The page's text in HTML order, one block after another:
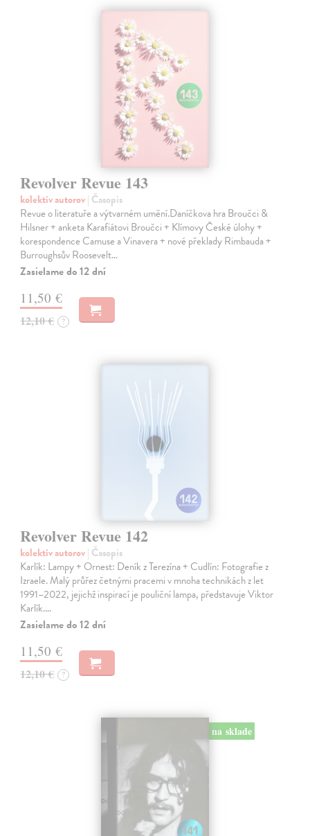
Revolver Revue 143
kolektív autorov| Časopis
Revue o literatuře a výtvarném umění.Daníčkova hra Broučci &
Hilsner + anketa Karafiátovi Broučci + Klímovy České úlohy +
korespondence Camuse a Vinavera + nové překlady Rimbauda +
Burroughsův Roosevelt…
Zasielame do 12 dní
11,50 €
12,10 € ?
Revolver Revue 142
kolektív autorov| Časopis
Karlík: Lampy + Ornest: Deník z Terezína + Cudlín: Fotografie z
Izraele. Malý průřez četnými pracemi v mnoha technikách z let
1991–2022, jejichž inspirací je pouliční lampa, představuje Viktor
Karlík.…
Zasielame do 12 dní
11,50 €
12,10 € ?
na sklade